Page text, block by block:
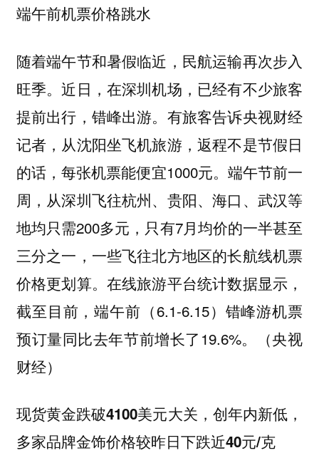
端午前机票价格跳水
随着端午节和暑假临近，民航运输再次步入
旺季。近日，在深圳机场，已经有不少旅客
提前出行，错峰出游。有旅客告诉央视财经
记者，从沈阳坐飞机旅游，返程不是节假日
的话，每张机票能便宜1000元。端午节前一
周，从深圳飞往杭州、贵阳、海口、武汉等
地均只需200多元，只有7月均价的一半甚至
三分之一，一些飞往北方地区的长航线机票
价格更划算。在线旅游平台统计数据显示，
截至目前，端午前（6.1-6.15）错峰游机票
预订量同比去年节前增长了19.6%。（央视
财经）
现货黄金跌破4100美元大关，创年内新低，
多家品牌金饰价格较昨日下跌近40元/克